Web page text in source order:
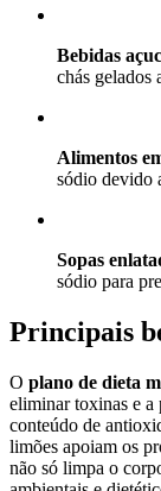
Bebidas
chás gelados
Alimentos
sódio devido
Sopas
sódio para
Principais
O plano de dieta
eliminar toxinas e a
conteúdo de
limões apoiam os
não só limpa o